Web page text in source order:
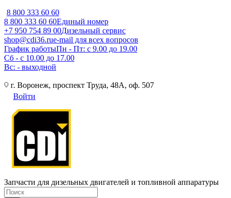
8 800 333 60 60
8 800 333 60 60Единый номер
+7 950 754 89 00Дизельный сервис
shop@cdi36.rue-mail для всех вопросов
График работыПн - Пт: с 9.00 до 19.00
Сб - с 10.00 до 17.00
Вс: - выходной
г. Воронеж, проспект Труда, 48А, оф. 507
Войти
Запчасти для дизельных двигателей и топливной аппаратуры